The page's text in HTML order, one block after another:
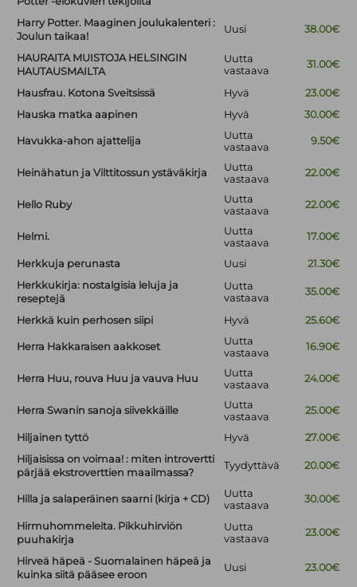
Harry Potter. Maaginen joulukalenteri :
Joulun taikaa!
Uusi 38.00€
HAURAITA MUISTOJA HELSINGIN
HAUTAUSMAILTA
Uutta
vastaava
31.00€
Hausfrau. Kotona Sveitsissä Hyvä
23.00€
Hauska matka aapinen
Hyvä 30.00€
Havukka-ahon ajattelija
Uutta
vastaava
9.50€
Heinähatun ja Vilttitossun ystäväkirja
Uutta
vastaava
22.00€
Hello Ruby
Uutta
vastaava
22.00€
Helmi.
Uutta
vastaava
17.00€
Herkkuja perunasta Uusi
21.30€
Herkkukirja: nostalgisia leluja ja
reseptejä
Uutta
vastaava
35.00€
Herkkä kuin perhosen siipi Hyvä 25.60€
Herra Hakkaraisen aakkoset
Uutta
vastaava
16.90€
Herra Huu, rouva Huu ja vauva Huu
Uutta
vastaava
24.00€
Herra Swanin sanoja siivekkäille
Uutta
vastaava
25.00€
Hiljainen tyttö Hyvä
27.00€
Hiljaisissa on voimaa! : miten introvertti
pärjää ekstroverttien maailmassa?
Tyydyttävä 20.00€
Hilla ja salaperäinen saarni (kirja + CD)
Uutta
vastaava
30.00€
Hirmuhommeleita. Pikkuhirviön
puuhakirja
Uutta
vastaava
23.00€
Hirveä häpeä - Suomalainen häpeä ja
kuinka siitä pääsee eroon
Uusi 23.00€